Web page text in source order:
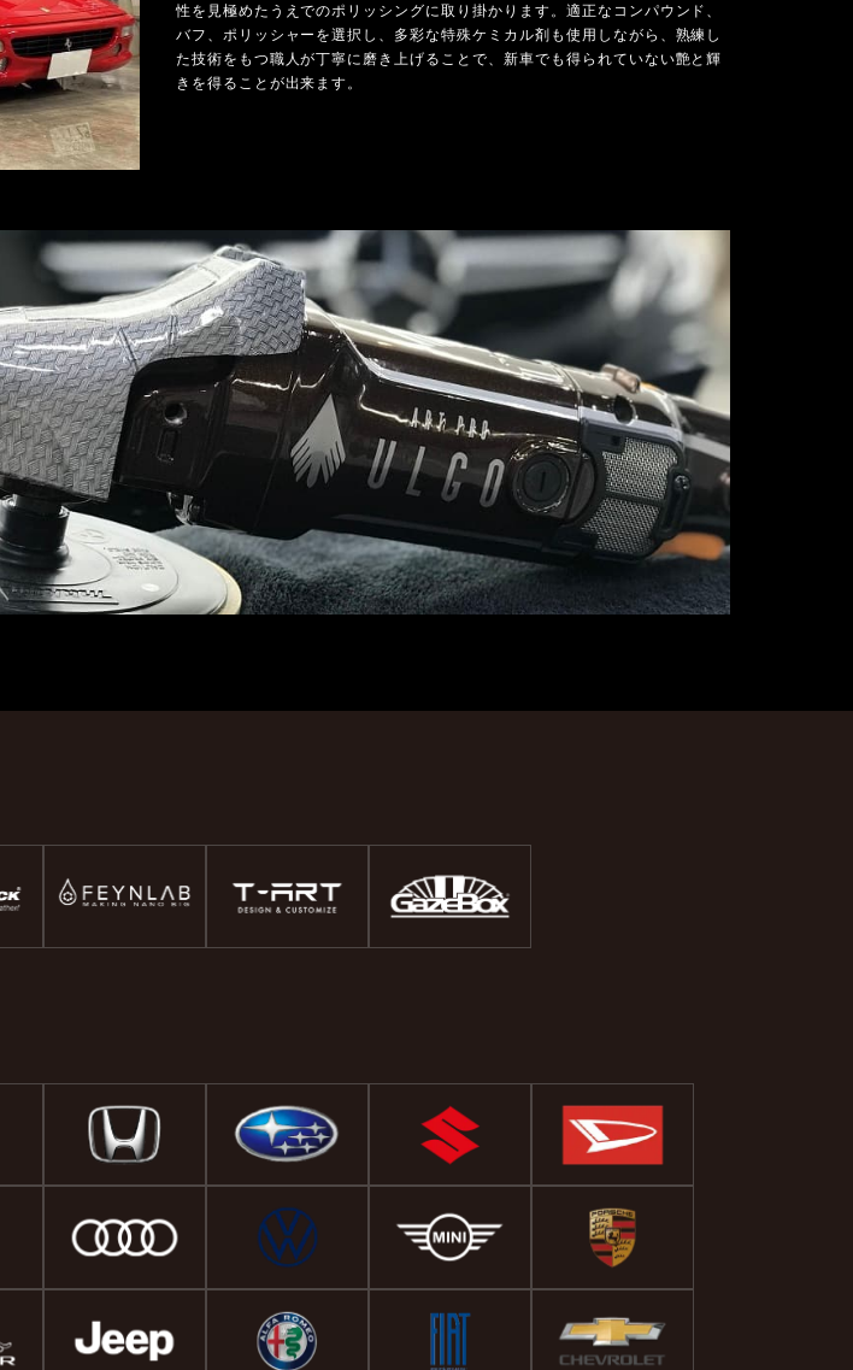
性を見極めたうえでのポリッシングに取り掛かります。適正なコンパウンド、
バフ、ポリッシャーを選択し、多彩な特殊ケミカル剤も使用しながら、熟練し
た技術をもつ職人が丁寧に磨き上げることで、新車でも得られていない艶と輝
きを得ることが出来ます。